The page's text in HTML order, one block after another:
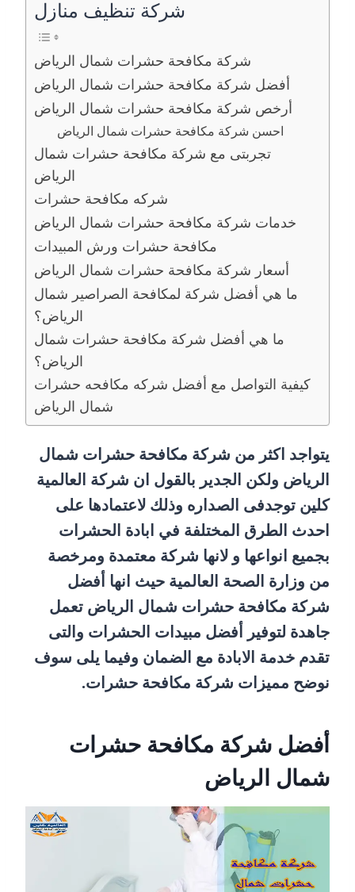
شركة تنظيف منازل
شركة مكافحة حشرات شمال الرياض
أفضل شركة مكافحة حشرات شمال الرياض
أرخص شركة مكافحة حشرات شمال الرياض
احسن شركة مكافحة حشرات شمال الرياض
تجربتى مع شركة مكافحة حشرات شمال
الرياض
شركه مكافحة حشرات
خدمات شركة مكافحة حشرات شمال الرياض
مكافحة حشرات ورش المبيدات
أسعار شركة مكافحة حشرات شمال الرياض
ما هي أفضل شركة لمكافحة الصراصير شمال
الرياض؟
ما هي أفضل شركة مكافحة حشرات شمال
الرياض؟
كيفية التواصل مع أفضل شركه مكافحه حشرات
شمال الرياض
يتواجد اكثر من شركة مكافحة حشرات شمال
الرياض ولكن الجدير بالقول ان شركة العالمية
كلين توجدفى الصداره وذلك لاعتمادها على
احدث الطرق المختلفة في ابادة الحشرات
بجميع انواعها و لانها شركة معتمدة ومرخصة
من وزارة الصحة العالمية حيث انها أفضل
شركة مكافحة حشرات شمال الرياض تعمل
جاهدة لتوفير أفضل مبيدات الحشرات والتى
تقدم خدمة الابادة مع الضمان وفيما يلى سوف
نوضح مميزات شركة مكافحة حشرات.
أفضل شركة مكافحة حشرات
شمال الرياض